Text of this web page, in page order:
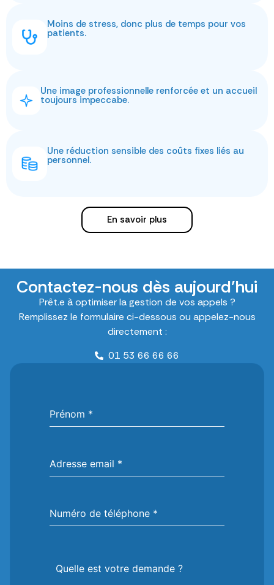
Moins de stress, donc plus de temps pour vos
patients.
Une image professionnelle renforcée et un accueil
toujours impeccabe.
Une réduction sensible des coûts fixes liés au
personnel.
En savoir plus
Contactez-nous dès aujourd’hui
Prêt.e à optimiser la gestion de vos appels ?
Remplissez le formulaire ci-dessous ou appelez-nous
directement :
01 53 66 66 66
Prénom *
Adresse email *
Numéro de téléphone *
Quelle est votre demande ?